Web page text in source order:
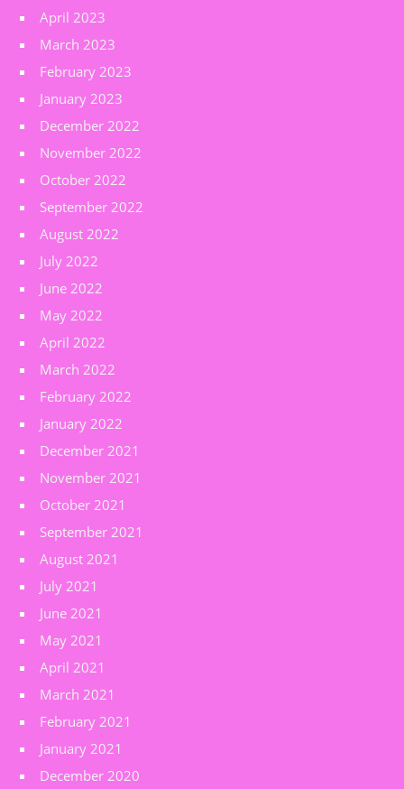
April 2023
March 2023
February 2023
January 2023
December 2022
November 2022
October 2022
September 2022
August 2022
July 2022
June 2022
May 2022
April 2022
March 2022
February 2022
January 2022
December 2021
November 2021
October 2021
September 2021
August 2021
July 2021
June 2021
May 2021
April 2021
March 2021
February 2021
January 2021
December 2020